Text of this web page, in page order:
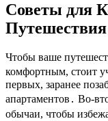
Советы для
Путешествия
Чтобы ваше
комфортным, стоит
первых, заранее
апартаментов․ Во-
обычаи, чтобы